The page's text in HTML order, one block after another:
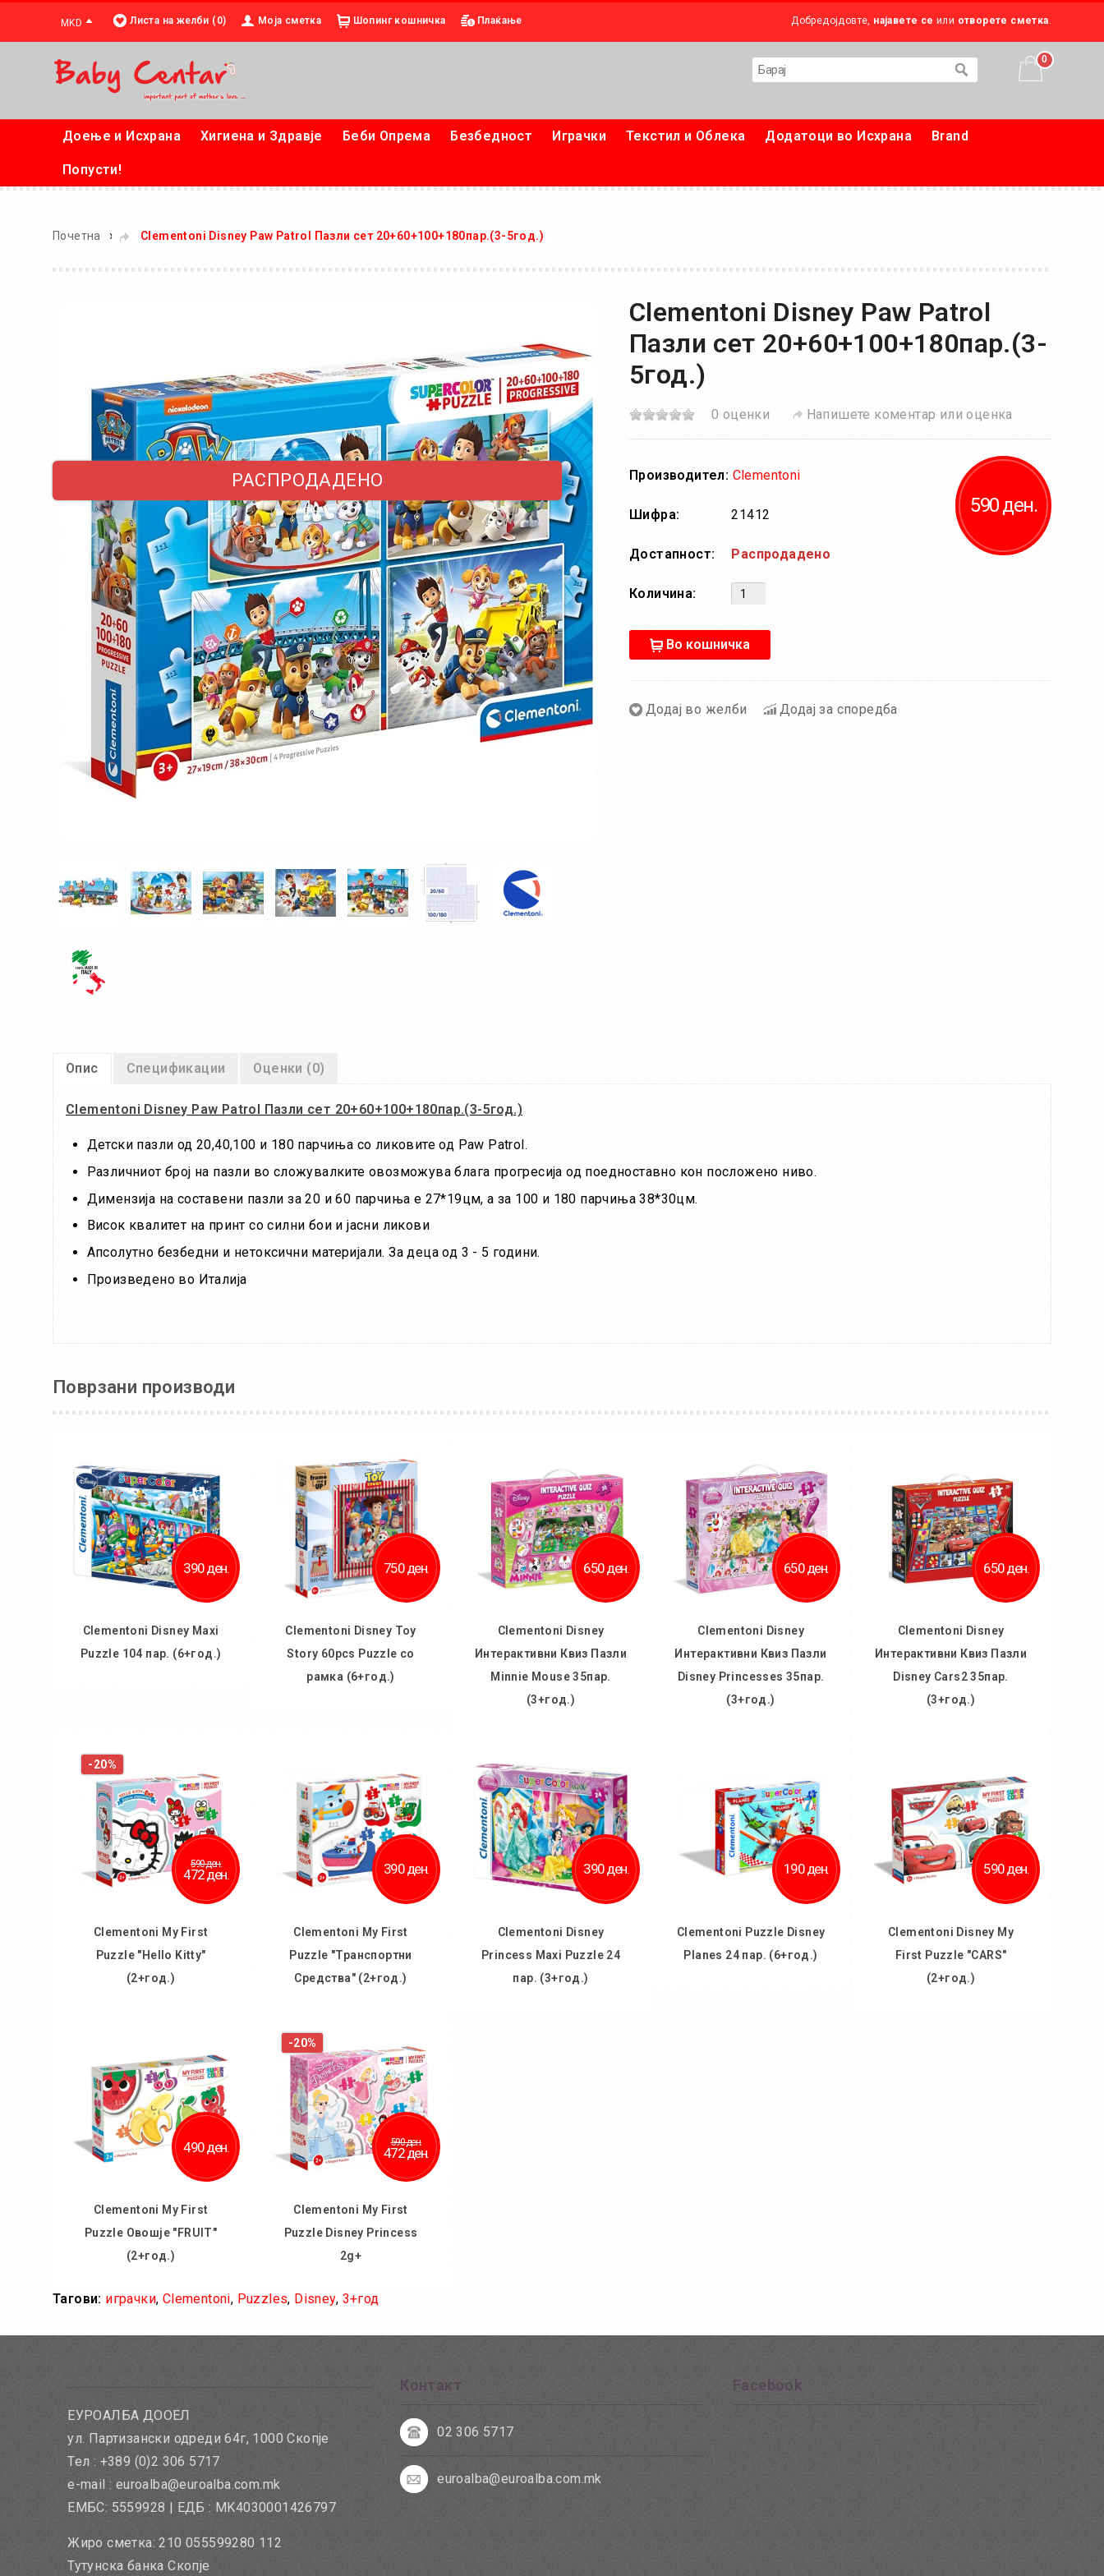
MKD Добредојдовте, најавете се или отворете сметка.
Листа на желби (0) Моја сметка Шопинг кошничка Плаќање
0
Доење и Исхрана Хигиена и Здравје Беби Опрема Безбедност Играчки Текстил и Облека Додатоци во Исхрана Brand
Попусти!
Почетна » Clementoni Disney Paw Patrol Пазли сет 20+60+100+180пар.(3-5год.)
РАСПРОДАДЕНО
Clementoni Disney Paw Patrol
Пазли сет 20+60+100+180пар.(3-
5год.)
0 оценки Напишете коментар или оценка
590 ден.
Производител: Clementoni
Шифра: 21412
Достапност: Распродадено
Количина:
Во кошничка
Додај во желби Додај за споредба
Опис Спецификации Оценки (0)
Clementoni Disney Paw Patrol Пазли сет 20+60+100+180пар.(3-5год.)
Детски пазли од 20,40,100 и 180 парчиња со ликовите од Paw Patrol.
Различниот број на пазли во сложувалките овозможува блага прогресија од поедноставно кон посложено ниво.
Димензија на составени пазли за 20 и 60 парчиња е 27*19цм, а за 100 и 180 парчиња 38*30цм.
Висок квалитет на принт со силни бои и јасни ликови
Апсолутно безбедни и нетоксични материјали. За деца од 3 - 5 години.
Произведено во Италија
Поврзани производи
390 ден.
Clementoni Disney Maxi
Puzzle 104 пар. (6+год.)
Додај за споредба
750 ден.
Clementoni Disney Toy
Story 60pcs Puzzle со
рамка (6+год.)
Додај за споредба
650 ден.
Clementoni Disney
Интерактивни Квиз Пазли
Minnie Mouse 35пар.
(3+год.)
Додај во желби
Додај за споредба
650 ден.
Clementoni Disney
Интерактивни Квиз Пазли
Disney Princesses 35пар.
(3+год.)
Додај во желби
Додај за споредба
650 ден.
Clementoni Disney
Интерактивни Квиз Пазли
Disney Cars2 35пар.
(3+год.)
Додај во желби
Додај за споредба
-20%
590 ден.
472 ден.
Clementoni My First
Puzzle "Hello Kitty"
(2+год.)
Додај во желби
Додај за споредба
390 ден.
Clementoni My First
Puzzle "Транспортни
Средства" (2+год.)
Во кошничка
Додај во желби
Додај за споредба
390 ден.
Clementoni Disney
Princess Maxi Puzzle 24
пар. (3+год.)
190 ден.
Clementoni Puzzle Disney
Planes 24 пар. (6+год.)
590 ден.
Clementoni Disney My
First Puzzle "CARS"
(2+год.)
490 ден.
Clementoni My First
Puzzle Овошје "FRUIT"
(2+год.)
Во кошничка
-20%
590 ден.
472 ден.
Clementoni My First
Puzzle Disney Princess
2g+
Во кошничка
Тагови: играчки, Clementoni, Puzzles, Disney, 3+год
ЕУРОАЛБА ДООЕЛ
ул. Партизански одреди 64г, 1000 Скопје
Тел : +389 (0)2 306 5717
e-mail : euroalba@euroalba.com.mk
ЕМБС: 5559928 | ЕДБ : MK4030001426797
Жиро сметка: 210 055599280 112
Тутунска банка Скопје
Контакт
02 306 5717
euroalba@euroalba.com.mk
Facebook